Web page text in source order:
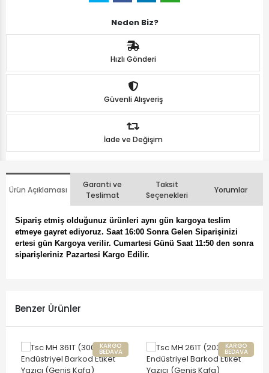
Neden Biz?
Hızlı Gönderi
Güvenli Alışveriş
İade ve Değişim
Ürün Açıklaması
Garanti ve
Teslimat
Taksit
Seçenekleri
Yorumlar
Sipariş etmiş olduğunuz ürünleri aynı gün kargoya teslim
etmeye gayret ediyoruz. Saat 16:00 Sonra Gelen Siparişinizi
ertesi gün Kargoya verilir. Cumartesi Günü Saat 11:50 den sonra
siparişleriniz Pazartesi Kargo Edilir.
Benzer Ürünler
KARGO
BEDAVA
KARGO
BEDAVA